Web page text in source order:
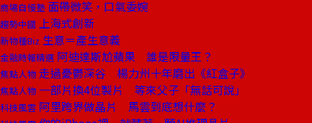
商場自慢塾 面帶微笑，口氣委婉
趨勢中國 上海式創新
新物種Biz 生意＝產生意義
金融時報精選 阿迪達斯尬蘋果 誰是限量王？
焦點人物 走過憂鬱深谷 楊力州十年磨出《紅盒子》
焦點人物 一部片換4位製片 等來父子「無話可說」
科技風雲 阿里跨界做晶片 馬雲到底想什麼？